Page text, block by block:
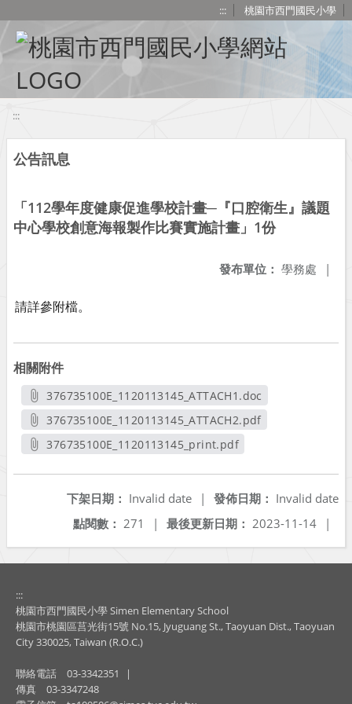
::: 桃園市西門國民小學
:::
公告訊息
「112學年度健康促進學校計畫─『口腔衛生』議題
中心學校創意海報製作比賽實施計畫」1份
發布單位： 學務處 |
請詳參附檔。
相關附件
376735100E_1120113145_ATTACH1.doc
另開新視窗
376735100E_1120113145_ATTACH2.pdf
另開新視窗
376735100E_1120113145_print.pdf
發佈日期： Invalid date
下架日期： Invalid date
|
最後更新日期： 2023-11-14 |
點閱數： 271 |
:::
桃園市西門國民小學 Simen Elementary School
桃園市桃園區莒光街15號 No.15, Jyuguang St., Taoyuan Dist., Taoyuan
City 330025, Taiwan (R.O.C.)
聯絡電話 03-3342351
|
傳真
03-3347248